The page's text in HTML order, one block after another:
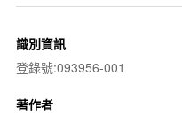
識別資訊
登錄號:093956-001
著作者